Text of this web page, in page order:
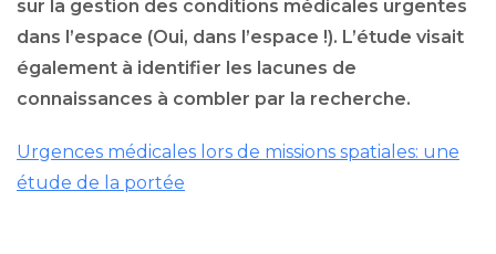
sur la gestion des conditions médicales urgentes
dans l’espace (Oui, dans l’espace !). L’étude visait
également à identifier les lacunes de
connaissances à combler par la recherche.
Urgences médicales lors de missions spatiales: une
étude de la portée